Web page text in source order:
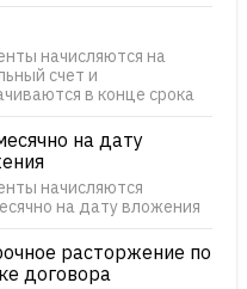
начисляются на
счет и
в конце срока
на дату
начисляются
на дату вложения
расторжение по
договора